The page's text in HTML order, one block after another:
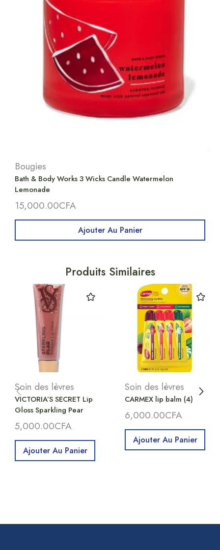
Bougies
Bath & Body Works 3 Wicks Candle Watermelon
Lemonade
15,000.00CFA
Ajouter Au Panier
Produits Similaires
Soin des lèvres
VICTORIA’S SECRET Lip
Gloss Sparkling Pear
5,000.00CFA
Ajouter Au Panier
Soin des lèvres
CARMEX lip balm (4)
6,000.00CFA
Ajouter Au Panier